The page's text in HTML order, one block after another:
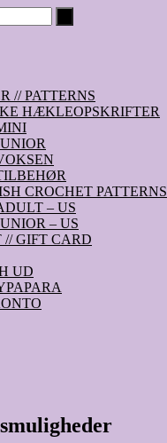
// PATTERNS
HÆKLEOPSKRIFTER
CROCHET PATTERNS
– US
– US
// GIFT CARD
UD